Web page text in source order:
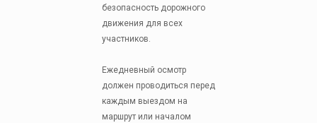
безопасность дорожного
движения для всех
участников.
Ежедневный осмотр
должен проводиться перед
каждым выездом на
маршрут или началом